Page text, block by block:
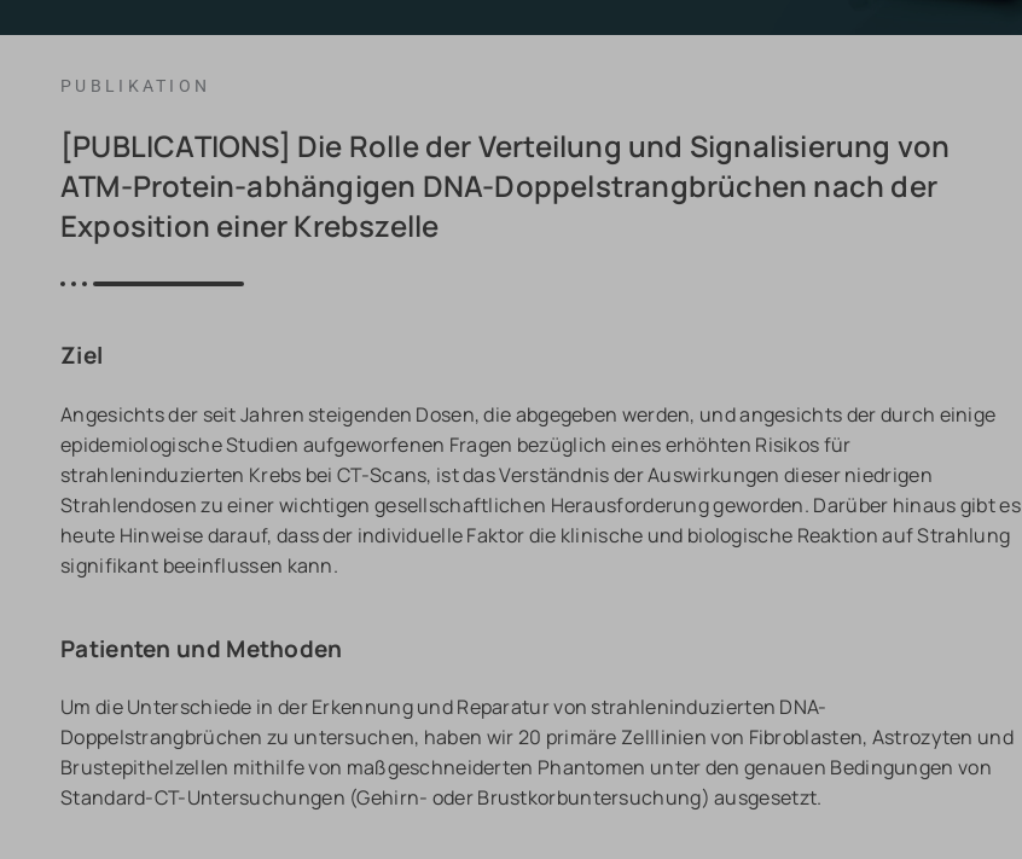
PUBLIKATION
[PUBLICATIONS] Die Rolle der Verteilung und Signalisierung von
ATM-Protein-abhängigen DNA-Doppelstrangbrüchen nach der
Exposition einer Krebszelle
Ziel
Angesichts der seit Jahren steigenden Dosen, die abgegeben werden, und angesichts der durch einige
epidemiologische Studien aufgeworfenen Fragen bezüglich eines erhöhten Risikos für
strahleninduzierten Krebs bei CT-Scans, ist das Verständnis der Auswirkungen dieser niedrigen
Strahlendosen zu einer wichtigen gesellschaftlichen Herausforderung geworden. Darüber hinaus gibt es
heute Hinweise darauf, dass der individuelle Faktor die klinische und biologische Reaktion auf Strahlung
signifikant beeinflussen kann.
Patienten und Methoden
Um die Unterschiede in der Erkennung und Reparatur von strahleninduzierten DNA-
Doppelstrangbrüchen zu untersuchen, haben wir 20 primäre Zelllinien von Fibroblasten, Astrozyten und
Brustepithelzellen mithilfe von maßgeschneiderten Phantomen unter den genauen Bedingungen von
Standard-CT-Untersuchungen (Gehirn- oder Brustkorbuntersuchung) ausgesetzt.